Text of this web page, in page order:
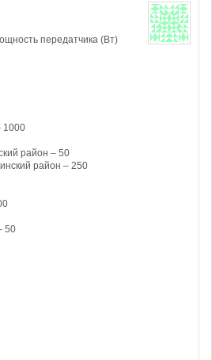
передатчика (Вт)
1000
район – 50
район – 250
50